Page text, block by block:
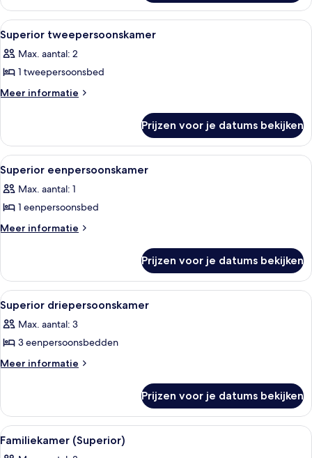
Twin
kamer
Alle
foto's
voor
Superior
tweepersoonskamer
Een hotelkamer met een groot bed,
3
Superior tweepersoonskamer
Max. aantal: 2
1 tweepersoonsbed
Meer informatie
Meer
tweepersoonskamer
Prijzen voor je datums bekijken
Alle
foto's
voor
Superior
eenpersoonskamer
Een moderne badkamer met een
2
Superior eenpersoonskamer
Max. aantal: 1
1 eenpersoonsbed
Meer informatie
Meer
eenpersoonskamer
Prijzen voor je datums bekijken
Alle
foto's
voor
Superior
driepersoonskamer
Een moderne badkamer met een
1
Superior driepersoonskamer
Max. aantal: 3
3 eenpersoonsbedden
Meer informatie
Meer
driepersoonskamer
Prijzen voor je datums bekijken
Alle
foto's
Een moderne hotelkamer met twee
1
Familiekamer (Superior)